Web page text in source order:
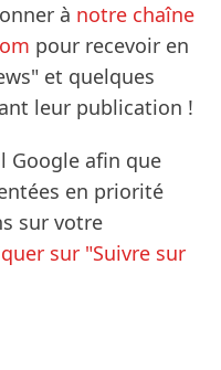
à notre chaîne
pour recevoir en
et quelques
leur publication !
Google afin que
en priorité
sur votre
sur "Suivre sur